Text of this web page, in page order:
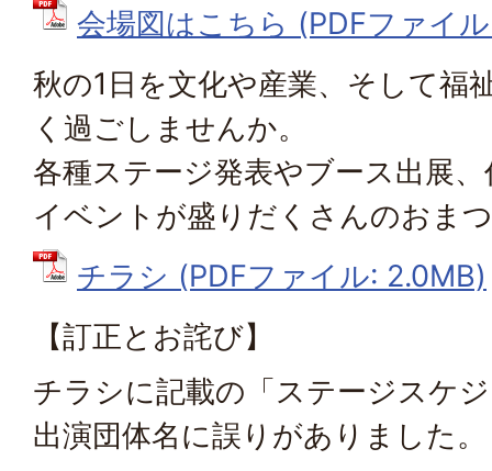
会場図はこちら (PDFファイ
秋の1日を文化や産業、そして福
く過ごしませんか。
各種ステージ発表やブース出展
イベントが盛りだくさんのおま
チラシ (PDFファイル: 2.0MB)
【訂正とお詫び】
チラシに記載の「ステージスケ
出演団体名に誤りがありました。